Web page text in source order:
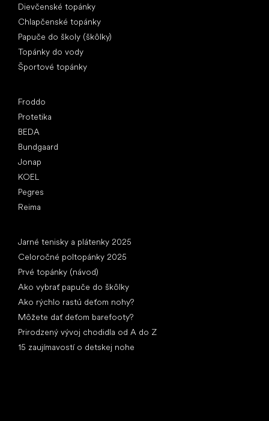
Dievčenské topánky
Chlapčenské topánky
Papuče do školy (škôlky)
Topánky do vody
Športové topánky
Froddo
Protetika
BEDA
Bundgaard
Jonap
KOEL
Pegres
Reima
Jarné tenisky a plátenky 2025
Celoročné poltopánky 2025
Prvé topánky (návod)
Ako vybrať papuče do škôlky
Ako rýchlo rastú deťom nohy?
Môžete dať deťom barefooty?
Prirodzený vývoj chodidla od A do Z
15 zaujímavostí o detskej nohe